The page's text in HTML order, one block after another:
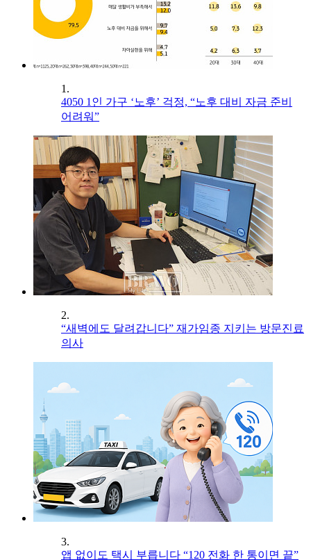
1.
4050 1인 가구 ‘노후’ 걱정, “노후 대비 자금 준비
어려워”
2.
“새벽에도 달려갑니다” 재가임종 지키는 방문진료
의사
3.
앱 없이도 택시 부릅니다 “120 전화 한 통이면 끝”